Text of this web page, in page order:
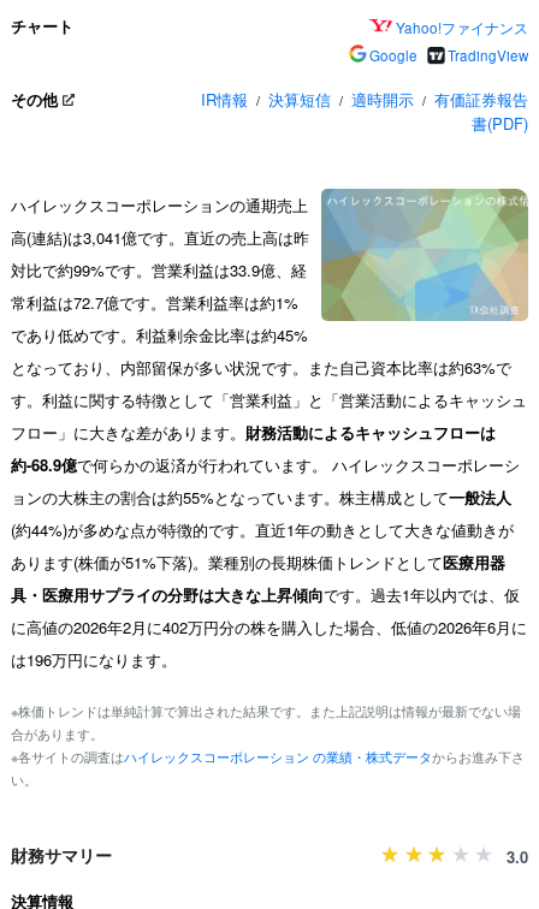
チャート
Yahoo!ファイナンス
Google
TradingView
その他 IR情報 / 決算短信 / 適時開示 / 有価証券報告
書(PDF)
ハイレックスコーポレーションの通期売上
高(連結)は3,041億です。直近の売上高は昨
対比で約99%です。営業利益は33.9億、経
常利益は72.7億です。営業利益率は約1%
であり低めです。利益剰余金比率は約45%
となっており、内部留保が多い状況です。また自己資本比率は約63%で
す。利益に関する特徴として「営業利益」と「営業活動によるキャッシュ
フロー」に大きな差があります。 財務活動によるキャッシュフローは
約-68.9億で何らかの返済が行われています。 ハイレックスコーポレーシ
ョンの大株主の割合は約55%となっています。株主構成として一般法人
(約44%)が多めな点が特徴的です。直近1年の動きとして大きな値動きが
あります(株価が51%下落)。業種別の長期株価トレンドとして医療用器
具・医療用サプライの分野は大きな上昇傾向です。過去1年以内では、仮
に高値の2026年2月に402万円分の株を購入した場合、低値の2026年6月に
は196万円になります。
※株価トレンドは単純計算で算出された結果です。また上記説明は情報が最新でない場
合があります。
※各サイトの調査はハイレックスコーポレーション の業績・株式データからお進み下さ
い。
財務サマリー
3.0
決算情報